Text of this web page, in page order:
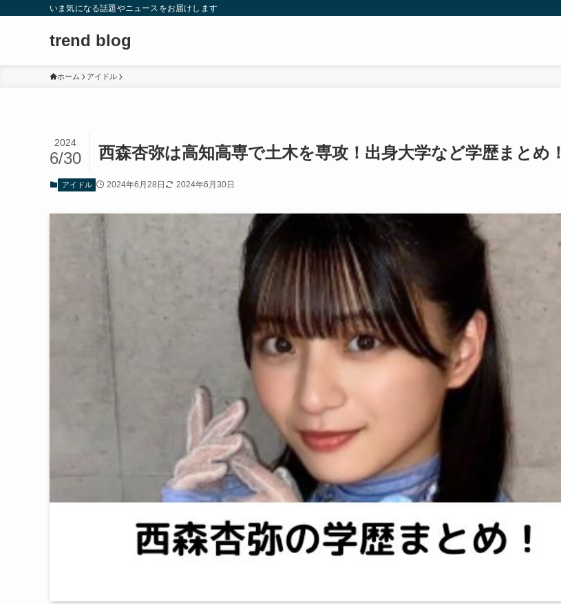
いま気になる話題やニュースをお届けします
trend blog
ホーム アイドル
西森杏弥は高知高専で土木を専攻！出身大学など学歴まとめ！
2024
6/30
アイドル 2024年6月28日 2024年6月30日